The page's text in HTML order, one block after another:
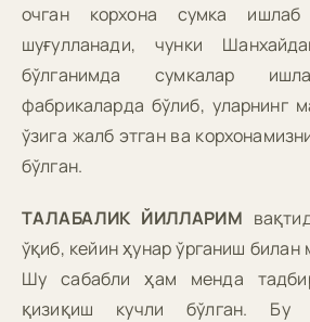
очган корхона сумка
шуғулланади, чунки
бўлганимда сумкалар
фабрикаларда бўлиб, уларнинг
ўзига жалб этган ва
бўлган.
ТАЛАБАЛИК ЙИЛЛАРИМ
ўқиб, кейин ҳунар ўрганиш билан
Шу сабабли ҳам менда
қизиқиш кучли бўлган. Бу